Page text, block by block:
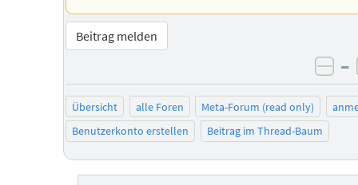
Beitrag melden
–
Übersicht alle Foren Meta-Forum (read only)
Benutzerkonto erstellen
Beitrag im Thread-Baum